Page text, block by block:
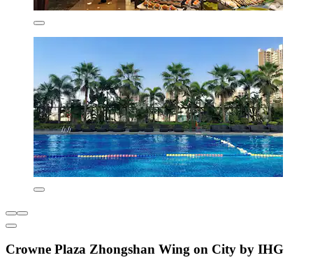
Crowne Plaza Zhongshan Wing on City by IHG